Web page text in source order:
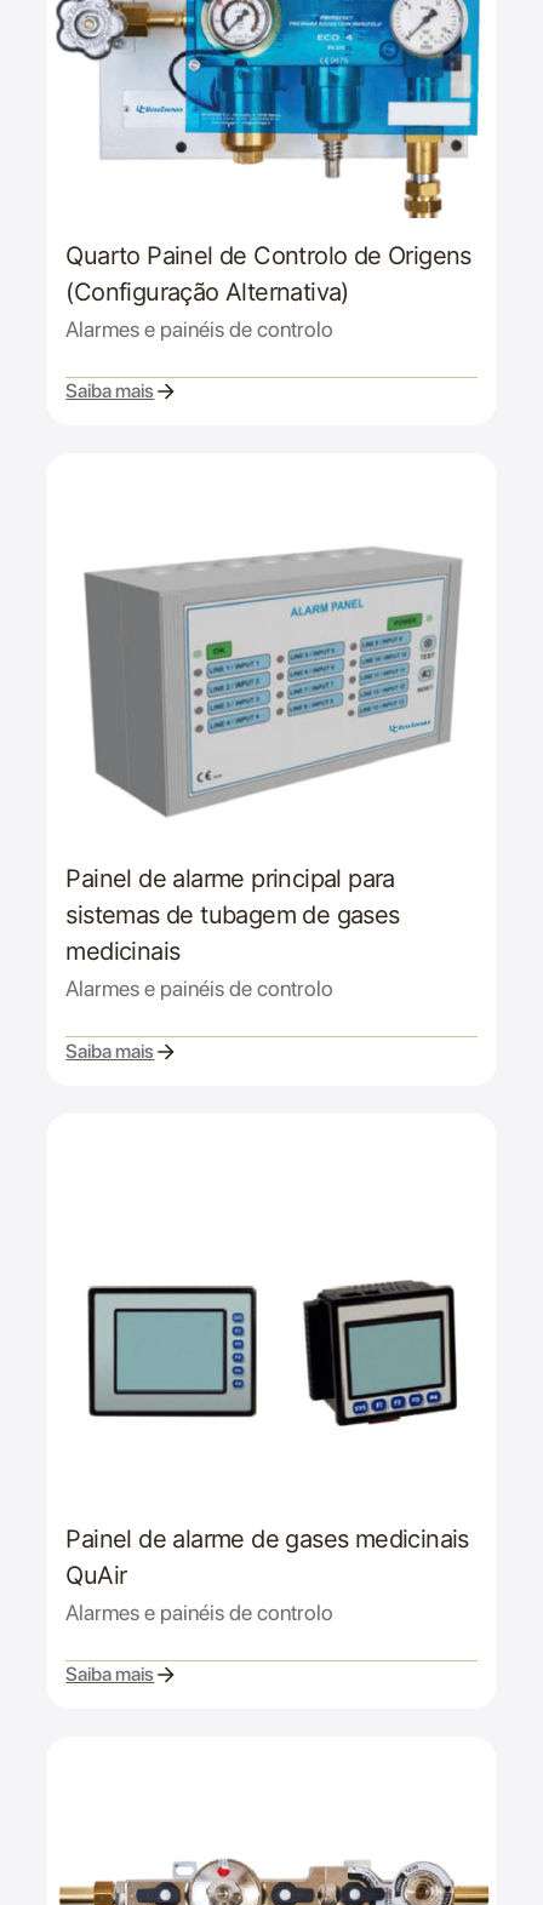
Quarto Painel de Controlo de Origens
(Configuração Alternativa)
Alarmes e painéis de controlo
Saiba mais
Painel de alarme principal para
sistemas de tubagem de gases
medicinais
Alarmes e painéis de controlo
Saiba mais
Painel de alarme de gases medicinais
QuAir
Alarmes e painéis de controlo
Saiba mais